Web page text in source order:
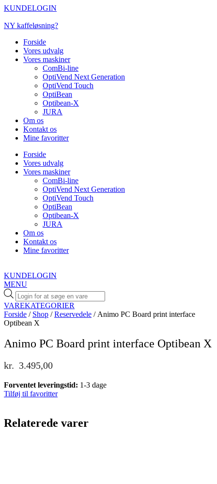
Videre
indhold
KUNDELOGIN
NY kaffeløsning?
Forside
Vores udvalg
Vores maskiner
ComBi-line
OptiVend Next Generation
OptiVend Touch
OptiBean
Optibean-X
JURA
Om os
Kontakt os
Mine favoritter
Forside
Vores udvalg
Vores maskiner
ComBi-line
OptiVend Next Generation
OptiVend Touch
OptiBean
Optibean-X
JURA
Om os
Kontakt os
Mine favoritter
KUNDELOGIN
MENU
Products
search
VAREKATEGORIER
Forside / Shop /Reservedele / Animo PC Board print interface
Optibean X
Animo PC Board print interface Optibean X
kr. 3.495,00
Forventet leveringstid: 1-3 dage
Tilføj til favoritter
Relaterede varer